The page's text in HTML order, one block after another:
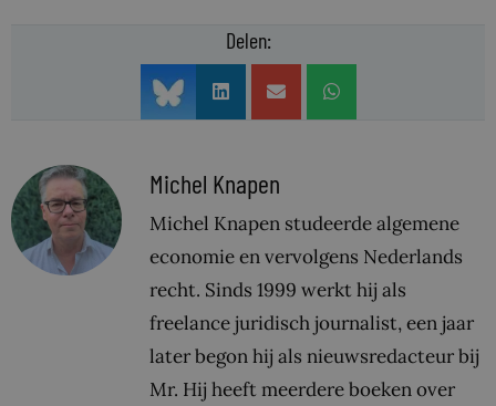
Delen:
Michel Knapen
Michel Knapen studeerde algemene
economie en vervolgens Nederlands
recht. Sinds 1999 werkt hij als
freelance juridisch journalist, een jaar
later begon hij als nieuwsredacteur bij
Mr. Hij heeft meerdere boeken over